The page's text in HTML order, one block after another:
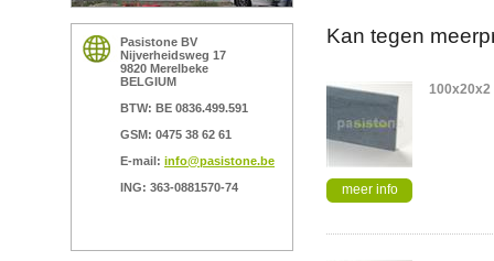
Pasistone BV
Nijverheidsweg 17
9820 Merelbeke
BELGIUM
BTW: BE 0836.499.591
GSM: 0475 38 62 61
E-mail: info@pasistone.be
ING: 363-0881570-74
Kan tegen
meer info
100x20x2